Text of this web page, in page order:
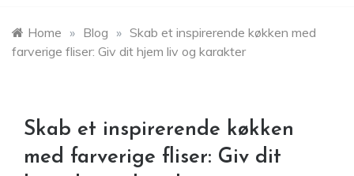
Home » Blog » Skab et inspirerende køkken med
farverige fliser: Giv dit hjem liv og karakter
Skab et inspirerende køkken
med farverige fliser: Giv dit